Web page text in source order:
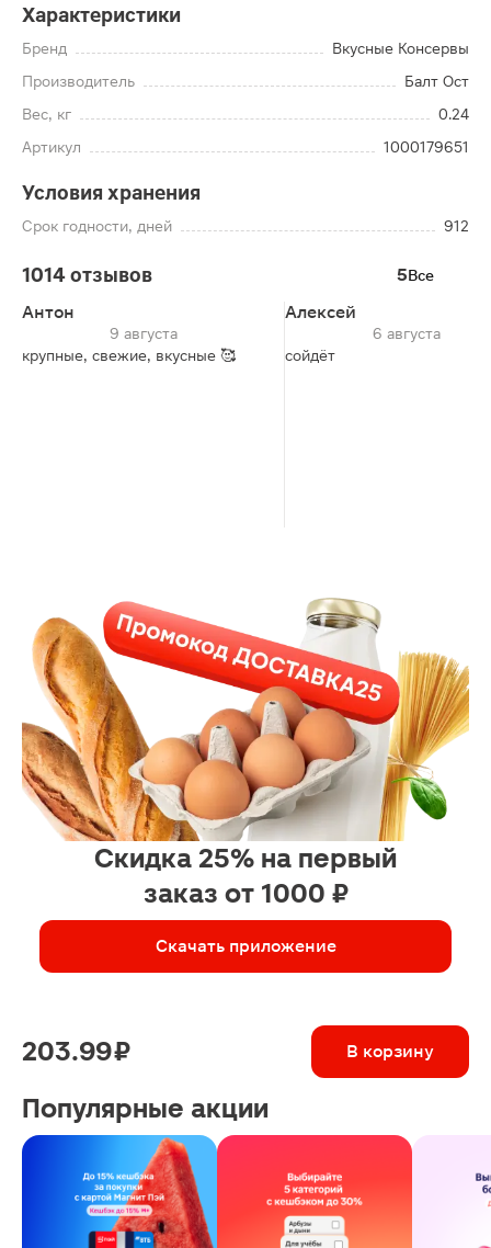
Характеристики
Бренд
Вкусные Консервы
Производитель
Балт Ост
Вес, кг
0.24
Артикул
1000179651
Условия хранения
Срок годности, дней 912
1014 отзывов 5Все
Антон
9 августа
крупные, свежие, вкусные 🥰
Алексей
6 августа
сойдёт
Скидка 25% на первый
заказ от 1000 ₽
Скачать приложение
203.99 ₽ В корзину
Популярные акции